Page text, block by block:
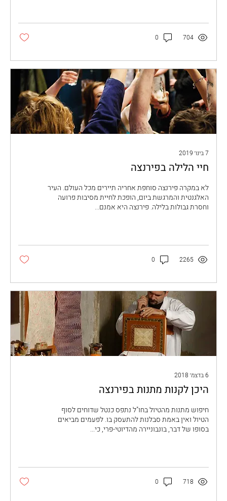
704
0
7 בינו׳ 2019
חיי הלילה בפירנצה
לא במקרה פירנצה סוחפת אחריה תיירים מכל העולם. העיר
האלגנטית והמרגשת ביום, הופכת לחיית מסיבות פרועה
וחסרת גבולות בלילה. פירנצה היא אמנם...
2265
0
6 בדצמ׳ 2018
היכן לקנות מתנות בפירנצה
חיפוש מתנות מהטיול בחו"ל נתפס כנטל שדוחים לסוף
הטיול ואין באמת סבלנות להתעסק בו. לפעמים מביאים
בסופו של דבר, בונבוניירה מהדיוטי-פרי, כי...
718
0